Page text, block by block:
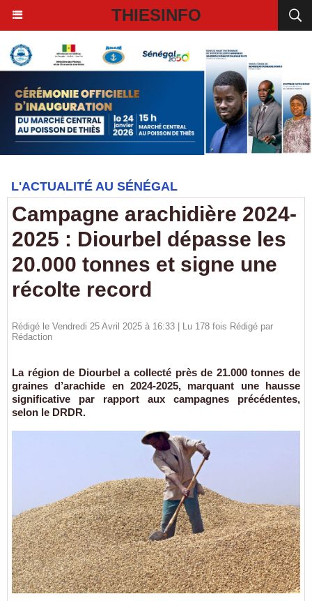
THIESINFO
L'ACTUALITÉ AU SÉNÉGAL
Campagne arachidière 2024-
2025 : Diourbel dépasse les
20.000 tonnes et signe une
récolte record
Rédigé le Vendredi 25 Avril 2025 à 16:33 | Lu 178 fois Rédigé par
Rédaction
La région de Diourbel a collecté près de 21.000 tonnes de
graines d’arachide en 2024-2025, marquant une hausse
significative par rapport aux campagnes précédentes,
selon le DRDR.